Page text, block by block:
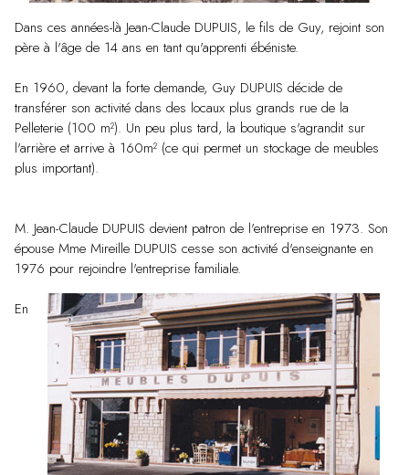
Dans ces années-là Jean-Claude DUPUIS, le fils de Guy, rejoint son
père à l'âge de 14 ans en tant qu'apprenti ébéniste.
En 1960, devant la forte demande, Guy DUPUIS décide de
transférer son activité dans des locaux plus grands rue de la
Pelleterie (100 m²). Un peu plus tard, la boutique s'agrandit sur
l'arrière et arrive à 160m² (ce qui permet un stockage de meubles
plus important).
M. Jean-Claude DUPUIS devient patron de l'entreprise en 1973. Son
épouse Mme Mireille DUPUIS cesse son activité d'enseignante en
1976 pour rejoindre l'entreprise familiale.
En